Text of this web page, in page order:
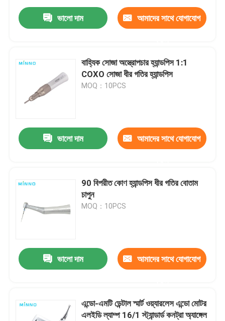
বাড়ি
ভালো দাম আমাদের সাথে যোগাযোগ
বাহ্যিক সোজা অস্ত্রোপচার হ্যান্ডপিস 1:1
COXO সোজা ধীর গতির হ্যান্ডপিস
MOQ：10PCS
ভালো দাম আমাদের সাথে যোগাযোগ
90 বিপরীত কোণ হ্যান্ডপিস ধীর গতির বোতাম
চাপুন
MOQ：10PCS
ভালো দাম আমাদের সাথে যোগাযোগ
এন্ডো-এমটি ডেন্টাল স্মার্ট ওয়্যারলেস এন্ডো মোটর
এলইডি ল্যাম্প 16/1 স্ট্যান্ডার্ড কনট্রা অ্যাঙ্গেল